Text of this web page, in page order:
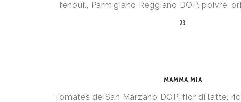
fenouil, Parmigiano Reggiano DOP, poivre,
23
MAMMA MIA
Tomates de San Marzano DOP, fior di latte,